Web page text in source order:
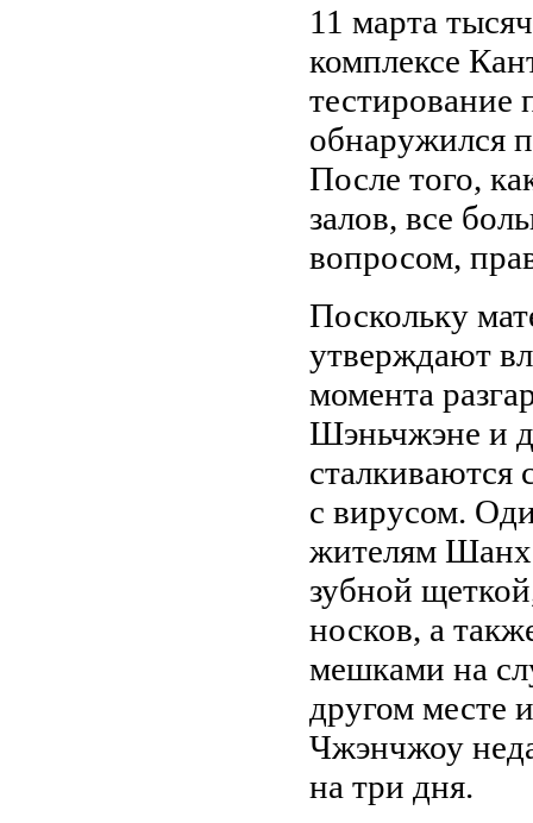
11 марта
комплексе
тестирование
обнаружился
После того,
залов, все
вопросом,
Поскольку
утверждают
момента
Шэньчжэне и
сталкиваются
с вирусом.
жителям
зубной
носков, а
мешками на
другом месте
Чжэнчжоу
на три дня.